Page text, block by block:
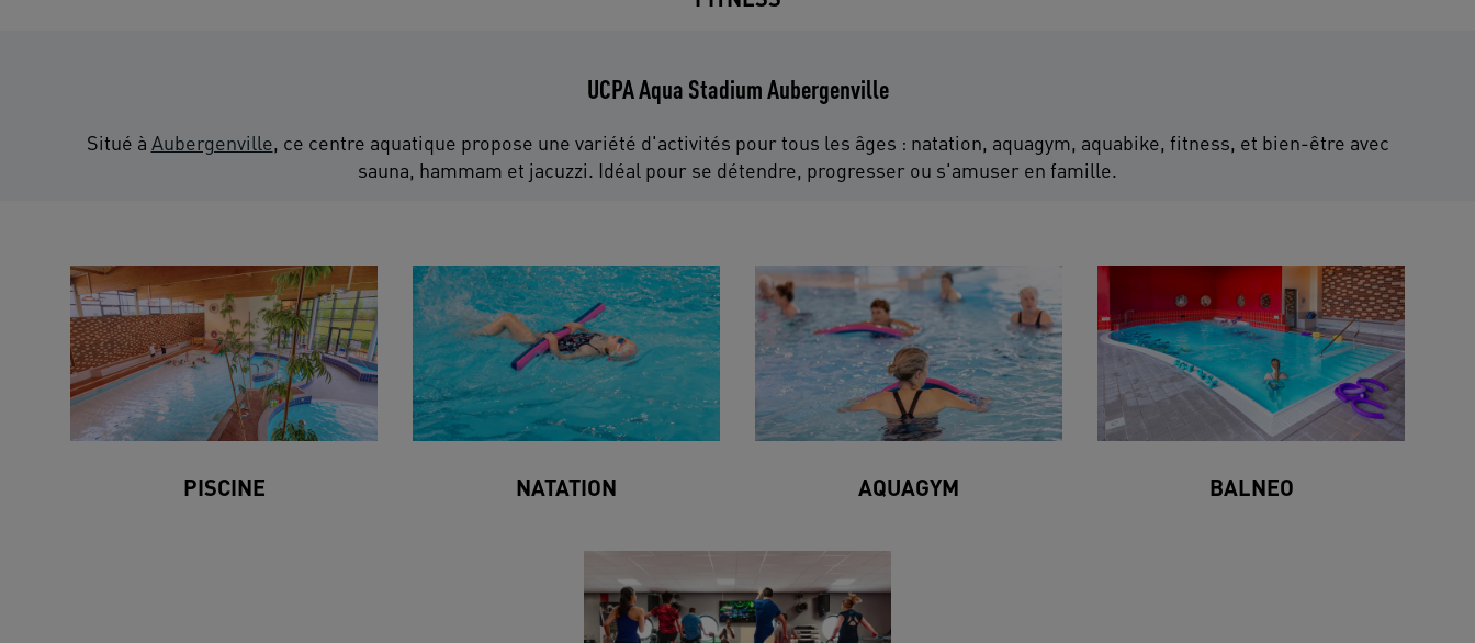
UCPA Aqua Stadium Aubergenville
Situé à Aubergenville , ce centre aquatique propose une variété d'activités pour tous les âges : natation, aquagym, aquabike, fitness, et bien-être avec
sauna, hammam et jacuzzi. Idéal pour se détendre, progresser ou s'amuser en famille.
PISCINE NATATION AQUAGYM BALNEO